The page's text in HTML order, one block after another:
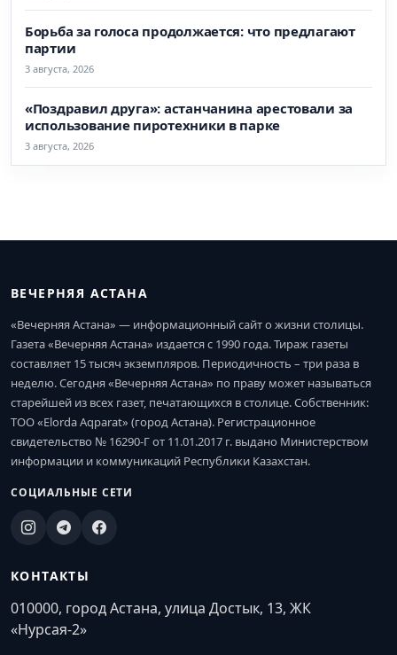
Борьба за голоса продолжается: что предлагают
партии
3 августа, 2026
«Поздравил друга»: астанчанина арестовали за
использование пиротехники в парке
3 августа, 2026
ВЕЧЕРНЯЯ АСТАНА
«Вечерняя Астана» — информационный сайт о жизни столицы.
Газета «Вечерняя Астана» издается с 1990 года. Тираж газеты
составляет 15 тысяч экземпляров. Периодичность – три раза в
неделю. Сегодня «Вечерняя Астана» по праву может называться
старейшей из всех газет, печатающихся в столице. Собственник:
ТОО «Elorda Aqparat» (город Астана). Регистрационное
свидетельство № 16290-Г от 11.01.2017 г. выдано Министерством
информации и коммуникаций Республики Казахстан.
СОЦИАЛЬНЫЕ СЕТИ
КОНТАКТЫ
010000, город Астана, улица Достык, 13, ЖК
«Нурсая-2»